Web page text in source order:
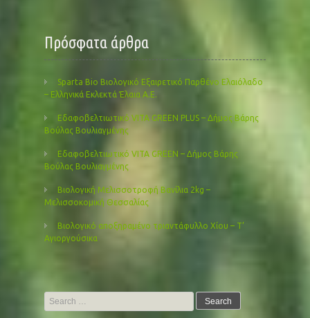
Πρόσφατα άρθρα
Sparta Bio Βιολογικό Εξαιρετικό Παρθένο Ελαιόλαδο
– Ελληνικά Εκλεκτά Έλαια Α.Ε.
Εδαφοβελτιωτικό VITA GREEN PLUS – Δήμος Βάρης
Βούλας Βουλιαγμένης
Εδαφοβελτιωτικό VITA GREEN – Δήμος Βάρης
Βούλας Βουλιαγμένης
Βιολογική Μελισσοτροφή Βανίλια 2kg –
Μελισσοκομική Θεσσαλίας
Βιολογικό αποξηραμένο τριαντάφυλλο Χίου – Τ’
Αγιοργούσικα
Search
for: